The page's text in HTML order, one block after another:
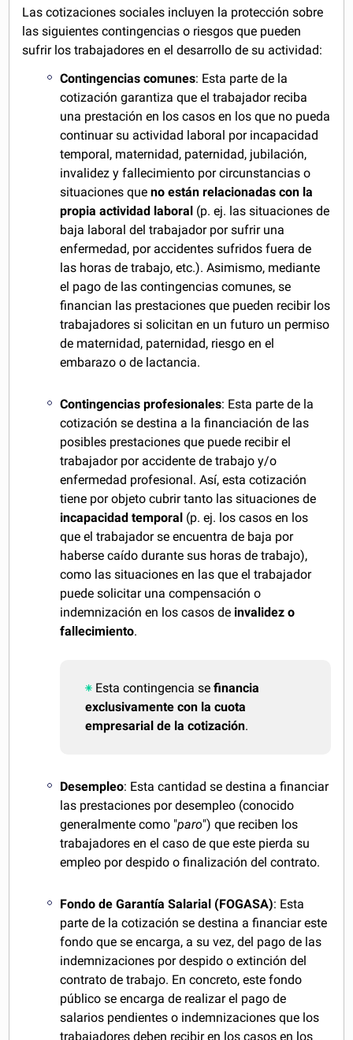
Las cotizaciones sociales incluyen la protección sobre
las siguientes contingencias o riesgos que pueden
sufrir los trabajadores en el desarrollo de su actividad:
Contingencias comunes: Esta parte de la
cotización garantiza que el trabajador reciba
una prestación en los casos en los que no pueda
continuar su actividad laboral por incapacidad
temporal, maternidad, paternidad, jubilación,
invalidez y fallecimiento por circunstancias o
situaciones que no están relacionadas con la
propia actividad laboral (p. ej. las situaciones de
baja laboral del trabajador por sufrir una
enfermedad, por accidentes sufridos fuera de
las horas de trabajo, etc.). Asimismo, mediante
el pago de las contingencias comunes, se
financian las prestaciones que pueden recibir los
trabajadores si solicitan en un futuro un permiso
de maternidad, paternidad, riesgo en el
embarazo o de lactancia.
Contingencias profesionales: Esta parte de la
cotización se destina a la financiación de las
posibles prestaciones que puede recibir el
trabajador por accidente de trabajo y/o
enfermedad profesional. Así, esta cotización
tiene por objeto cubrir tanto las situaciones de
incapacidad temporal (p. ej. los casos en los
que el trabajador se encuentra de baja por
haberse caído durante sus horas de trabajo),
como las situaciones en las que el trabajador
puede solicitar una compensación o
indemnización en los casos de invalidez o
fallecimiento.
Esta contingencia sefinancia
exclusivamente con la cuota
empresarial de la cotización.
Desempleo: Esta cantidad se destina a financiar
las prestaciones por desempleo (conocido
generalmente como "paro") que reciben los
trabajadores en el caso de que este pierda su
empleo por despido o finalización del contrato.
Fondo de Garantía Salarial (FOGASA): Esta
parte de la cotización se destina a financiar este
fondo que se encarga, a su vez, del pago de las
indemnizaciones por despido o extinción del
contrato de trabajo. En concreto, este fondo
público se encarga de realizar el pago de
salarios pendientes o indemnizaciones que los
trabajadores deben recibir en los casos en los